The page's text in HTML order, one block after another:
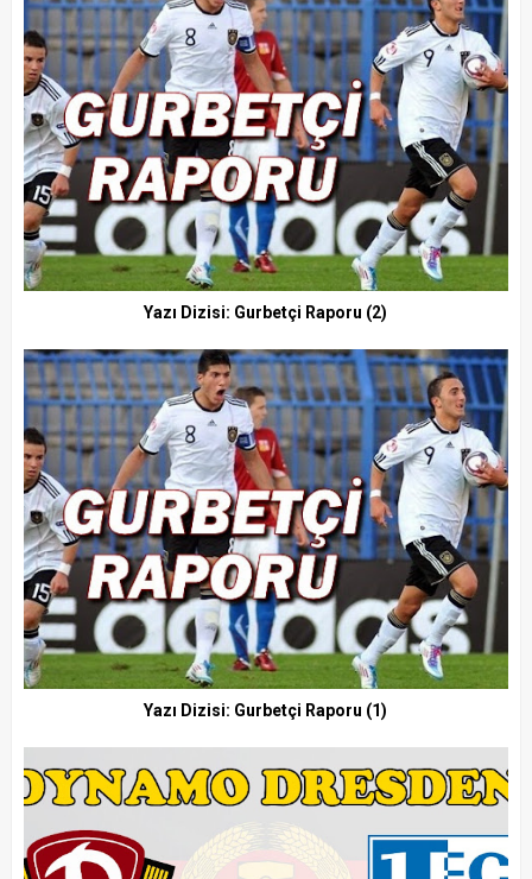
Yazı Dizisi: Gurbetçi Raporu (2)
Yazı Dizisi: Gurbetçi Raporu (1)